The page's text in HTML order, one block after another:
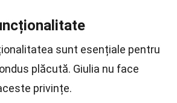
sunt esențiale pentru
plăcută. Giulia nu face
privințe.